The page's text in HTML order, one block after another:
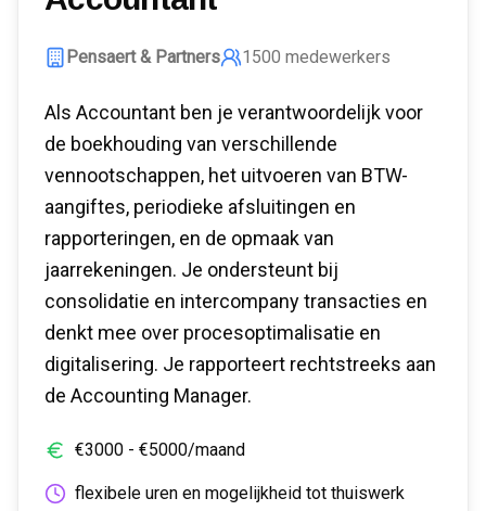
Pensaert & Partners 1500 medewerkers
Als Accountant ben je verantwoordelijk voor
de boekhouding van verschillende
vennootschappen, het uitvoeren van BTW-
aangiftes, periodieke afsluitingen en
rapporteringen, en de opmaak van
jaarrekeningen. Je ondersteunt bij
consolidatie en intercompany transacties en
denkt mee over procesoptimalisatie en
digitalisering. Je rapporteert rechtstreeks aan
de Accounting Manager.
€3000 - €5000/maand
flexibele uren en mogelijkheid tot thuiswerk